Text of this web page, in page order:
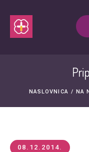
NASLOVNICA / NA
08.12.2014.